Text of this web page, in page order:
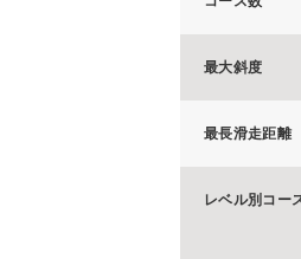
最大斜度
最長滑走距離
レベル別コー